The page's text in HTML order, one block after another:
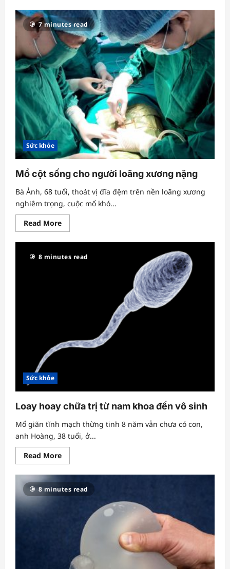
Thuốc
miễn
dịch
thế
hệ
mới
tăng
cơ
hội
sống
cho
người
ung
thư
phổi
7 minutes read
Sức khỏe
Mổ cột sống cho người loãng xương nặng
Bà Ảnh, 68 tuổi, thoát vị đĩa đệm trên nền loãng xương
nghiêm trọng, cuộc mổ khó...
Read MoreRead
more
Mổ
sống
8 minutes read
Sức khỏe
Loay hoay chữa trị từ nam khoa đến vô sinh
Mổ giãn tĩnh mạch thừng tinh 8 năm vẫn chưa có con,
anh Hoàng, 38 tuổi, ở...
Read MoreRead
more
Loay
hoay
chữa
trị
8 minutes read